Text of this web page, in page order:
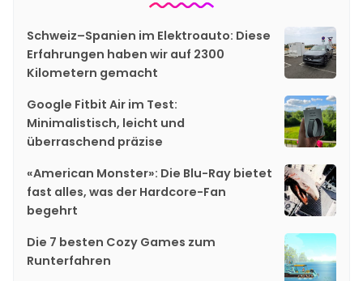
Schweiz–Spanien im Elektroauto: Diese
Erfahrungen haben wir auf 2300
Kilometern gemacht
Google Fitbit Air im Test:
Minimalistisch, leicht und
überraschend präzise
«American Monster»: Die Blu-Ray bietet
fast alles, was der Hardcore-Fan
begehrt
Die 7 besten Cozy Games zum
Runterfahren